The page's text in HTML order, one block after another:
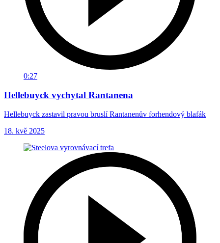
0:27
Hellebuyck vychytal Rantanena
Hellebuyck zastavil pravou bruslí Rantanenův forhendový blafák
18. kvě 2025